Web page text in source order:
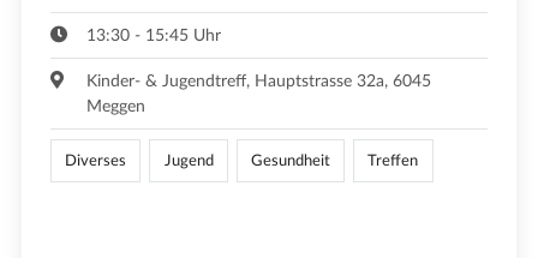
13:30 - 15:45 Uhr
Kinder- & Jugendtreff, Hauptstrasse 32a, 6045
Meggen
Diverses Jugend Gesundheit Treffen